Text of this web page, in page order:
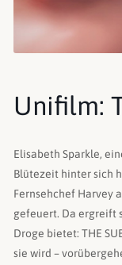
Unifilm:
Elisabeth Sparkle,
Blütezeit hinter sich
Fernsehchef Harvey
gefeuert. Da ergreift
Droge bietet: THE
sie wird –